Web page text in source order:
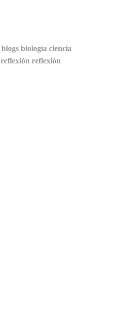
blogs biología ciencia
reflexión reflexión